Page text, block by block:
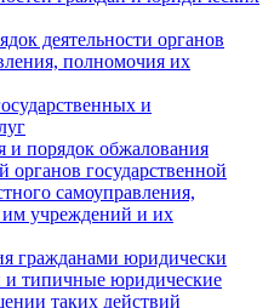
деятельности органов
полномочия их
и
и порядок обжалования
органов государственной
самоуправления,
учреждений и их
гражданами юридически
и типичные юридические
таких действий